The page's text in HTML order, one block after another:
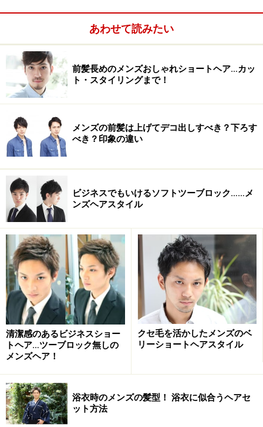
ザクザクの毛束感が印象的なショートスタイル。忙しい
朝でもワックスで手グシでザクザク仕上げるだけでOK。
朝、スタイリングに時間をかけたくない！という男子に
おおすすめのスタイルです。1分あれば出来上がりま
す。
男子もゆるふわがモテる！
ゆるふわなショートスタイル
[メンズヘアスタイル] All About
ゆるふわがモテのは女子だけではありません。男子もふ
んわりとしたキュートなヘアスタイルに女子たちが胸キ
ュンしてしまいます。ワックスでアレンジしてもよし、
忙しい朝には、アレンジせずにまさに無造作ヘアで仕上
げてもモテ髪に仕上がる不思議なスタイルです。
作りこまないナチュラルなショートスタイル
作りこまないナチュラル感がさわやか
出典： 作りこみ過ぎないナチュラルなショートスタイル
[メンズヘアスタイル] All About
男のヘアアレンジにはワックスは欠かせないというスタ
イルが多いけれど、ワックスは使いたくない！という男
あわせて読みたい
前髪長めのメンズおしゃれショートヘア…カッ
ト・スタイリングまで！
メンズの前髪は上げてデコ出しすべき？下ろす
べき？印象の違い
ビジネスでもいけるソフトツーブロック……メ
ンズヘアスタイル
清潔感のあるビジネスショー
トヘア…ツーブロック無しの
メンズヘア！
クセ毛を活かしたメンズのベ
リーショートヘアスタイル
浴衣時のメンズの髪型！ 浴衣に似合うヘアセ
ット方法